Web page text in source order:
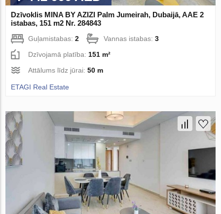
Dzīvoklis MINA BY AZIZI Palm Jumeirah, Dubaijā, AAE 2
istabas, 151 m2 Nr. 284843
Guļamistabas:2 Vannas istabas:3
Dzīvojamā platība: 151 m²
Attālums līdz jūrai:50 m
ETAGI Real Estate